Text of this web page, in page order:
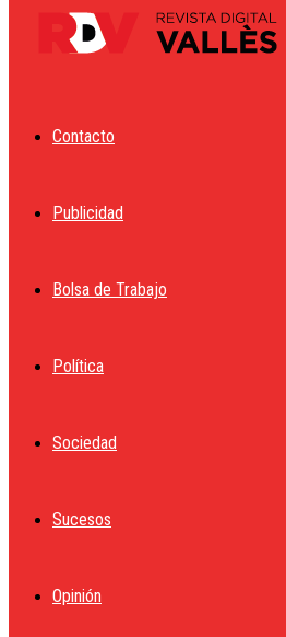
Contacto
Publicidad
Bolsa de Trabajo
Política
Sociedad
Sucesos
Opinión